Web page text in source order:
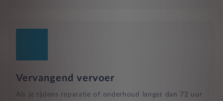
Vervangend vervoer
Als je tijdens reparatie of onderhoud langer dan 72 uur